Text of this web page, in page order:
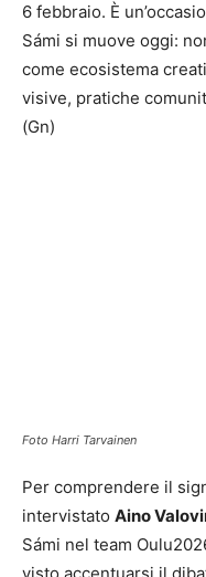
6 febbraio. È
Sámi si muove oggi:
come ecosistema
visive, pratiche
(Gn)
Foto Harri Tarvainen
Per comprendere il
intervistato Aino
Sámi nel team